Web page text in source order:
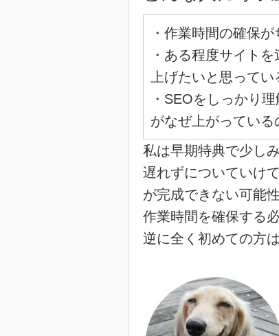
・作業時間の確保
・ある程度サイト
上げたいと思って
・SEOをしっかり
がなぜ上がっている
私は早期特典で少し
遅れずについていけ
が完成できない可能
作業時間を確保する
逆に全く初めての方